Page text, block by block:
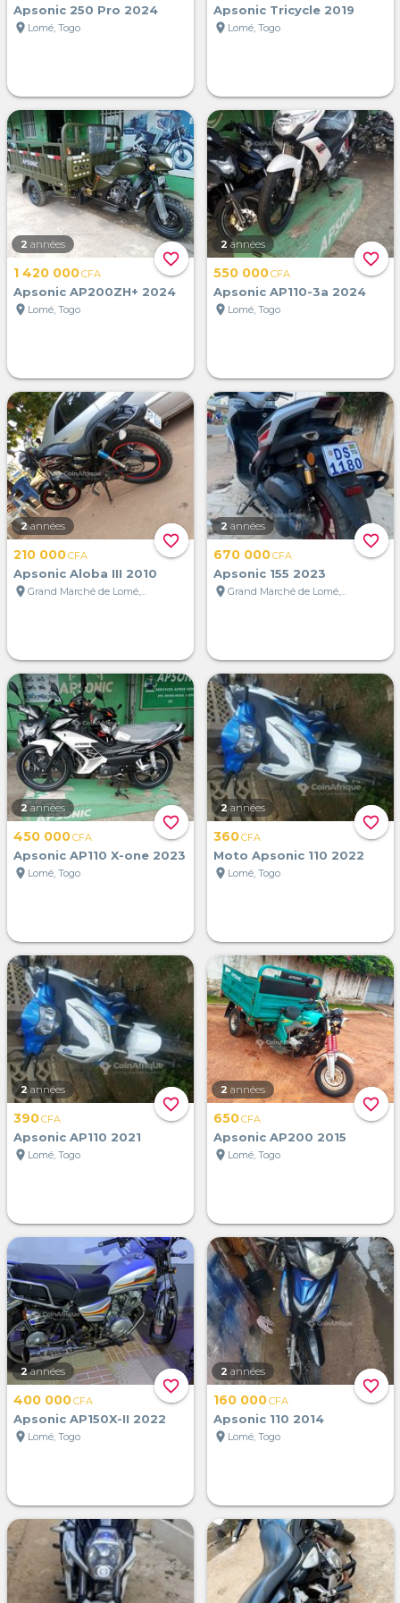
Apsonic 250 Pro 2024
location_on Lomé, Togo
Apsonic Tricycle 2019
location_on Lomé, Togo
favorite_border
2 années
1 420 000CFA
Apsonic AP200ZH+ 2024
location_on Lomé, Togo
favorite_border
2 années
550 000CFA
Apsonic AP110-3a 2024
location_on Lomé, Togo
favorite_border
2 années
210 000CFA
Apsonic Aloba III 2010
location_on
Grand Marché de Lomé, Lomé, Togo
favorite_border
2 années
670 000CFA
Apsonic 155 2023
location_on
Grand Marché de Lomé, Lomé, Togo
favorite_border
2 années
450 000CFA
Apsonic AP110 X-one 2023
location_on Lomé, Togo
favorite_border
2 années
360CFA
Moto Apsonic 110 2022
location_on Lomé, Togo
favorite_border
2 années
390CFA
Apsonic AP110 2021
location_on Lomé, Togo
favorite_border
2 années
650CFA
Apsonic AP200 2015
location_on Lomé, Togo
favorite_border
2 années
400 000CFA
Apsonic AP150X-II 2022
location_on Lomé, Togo
favorite_border
2 années
160 000CFA
Apsonic 110 2014
location_on Lomé, Togo